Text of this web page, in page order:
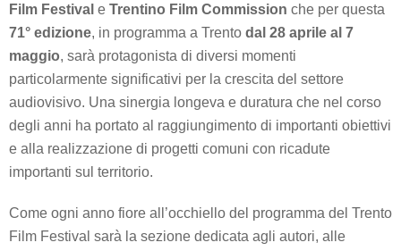
Film Festival e Trentino Film Commission che per questa
71° edizione, in programma a Trento dal 28 aprile al 7
maggio, sarà protagonista di diversi momenti
particolarmente significativi per la crescita del settore
audiovisivo. Una sinergia longeva e duratura che nel corso
degli anni ha portato al raggiungimento di importanti obiettivi
e alla realizzazione di progetti comuni con ricadute
importanti sul territorio.
Come ogni anno fiore all’occhiello del programma del Trento
Film Festival sarà la sezione dedicata agli autori, alle